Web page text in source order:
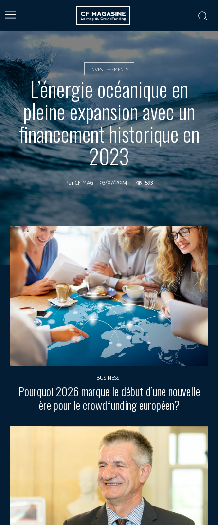
INVESTISSEMENTS
L’énergie océanique en
pleine expansion avec un
financement historique en
2023
ParCF MAG 03/07/2024 593
BUSINESS
Pourquoi 2026 marque le début d’une nouvelle
ère pour le crowdfunding européen?